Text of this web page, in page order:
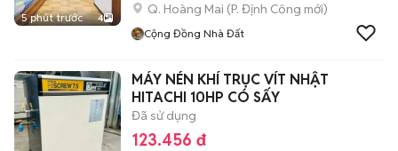
5 phút trước 4
Q. Hoàng Mai (P. Định Công mới)
Cộng Đồng Nhà Đất
MÁY NÉN KHÍ TRỤC VÍT NHẬT
HITACHI 10HP CÓ SẤY
Đã sử dụng
123.456 đ